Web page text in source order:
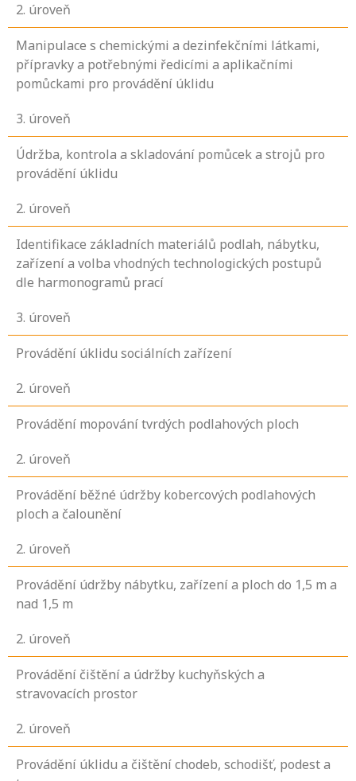
2. úroveň
Manipulace s chemickými a dezinfekčními látkami,
přípravky a potřebnými ředicími a aplikačními
pomůckami pro provádění úklidu
3. úroveň
Údržba, kontrola a skladování pomůcek a strojů pro
provádění úklidu
2. úroveň
Identifikace základních materiálů podlah, nábytku,
zařízení a volba vhodných technologických postupů
dle harmonogramů prací
3. úroveň
Provádění úklidu sociálních zařízení
2. úroveň
Provádění mopování tvrdých podlahových ploch
2. úroveň
Provádění běžné údržby kobercových podlahových
ploch a čalounění
2. úroveň
Provádění údržby nábytku, zařízení a ploch do 1,5 m a
nad 1,5 m
2. úroveň
Provádění čištění a údržby kuchyňských a
stravovacích prostor
2. úroveň
Provádění úklidu a čištění chodeb, schodišť, podest a